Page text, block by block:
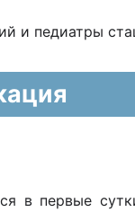
и педиатры
в первые